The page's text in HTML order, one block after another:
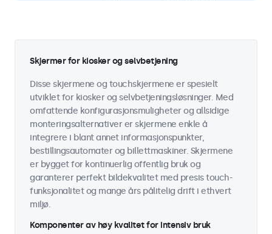
Skjermer for kiosker og selvbetjening
Disse skjermene og touchskjermene er spesielt
utviklet for kiosker og selvbetjeningsløsninger. Med
omfattende konfigurasjonsmuligheter og allsidige
monteringsalternativer er skjermene enkle å
integrere i blant annet informasjonspunkter,
bestillingsautomater og billettmaskiner. Skjermene
er bygget for kontinuerlig offentlig bruk og
garanterer perfekt bildekvalitet med presis touch-
funksjonalitet og mange års pålitelig drift i ethvert
miljø.
Komponenter av høy kvalitet for intensiv bruk